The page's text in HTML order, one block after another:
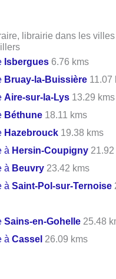
librairie dans les villes
Isbergues 6.76 kms
Bruay-la-Buissière 11.07
Aire-sur-la-Lys 13.29 kms
Béthune 18.11 kms
Hazebrouck 19.38 kms
à Hersin-Coupigny
à Beuvry 23.42 kms
àSaint-Pol-sur-Ternoise
Sains-en-Gohelle 25.48
àCassel 26.09 kms